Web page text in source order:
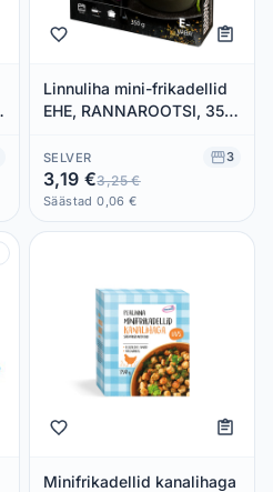
Linnuliha mini-frikadellid
EHE, RANNAROOTSI, 350
SELVER 3
3,19 €3,25 €
Säästad 0,06 €
Minifrikadellid kanalihaga